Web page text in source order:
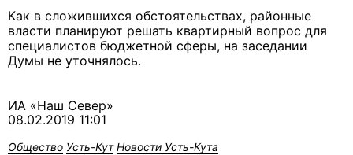
Как в сложившихся обстоятельствах, районные
власти планируют решать квартирный вопрос для
специалистов бюджетной сферы, на заседании
Думы не уточнялось.
ИА «Наш Север»
08.02.2019 11:01
Общество Усть-Кут Новости Усть-Кута